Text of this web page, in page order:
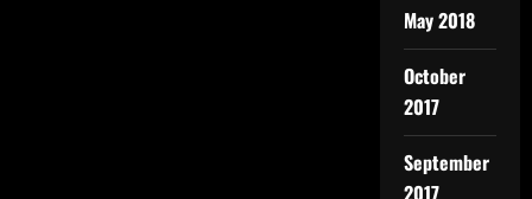
May 2018
October
2017
September
2017